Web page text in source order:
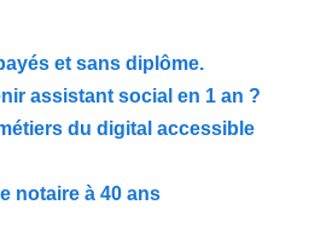
et sans diplôme.
assistant social en 1 an ?
du digital accessible
notaire à 40 ans